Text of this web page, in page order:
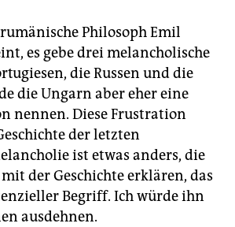
Philosoph Emil
es gebe drei melancholische
die Russen und die
die Ungarn aber eher eine
nennen. Diese Frustration
der letzten
ist etwas anders, die
der Geschichte erklären, das
Begriff. Ich würde ihn
ausdehnen.